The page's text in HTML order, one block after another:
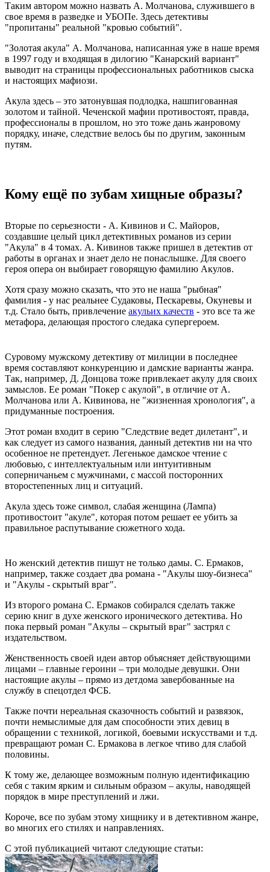
Таким автором можно назвать А. Молчанова, служившего в
свое время в разведке и УБОПе. Здесь детективы
"пропитаны" реальной "кровью событий".
"Золотая акула" А. Молчанова, написанная уже в наше время
в 1997 году и входящая в дилогию "Канарский вариант"
выводит на страницы профессиональных работников сыска
и настоящих мафиози.
Акула здесь – это затонувшая подлодка, нашпигованная
золотом и тайной. Чеченской мафии противостоят, правда,
профессионалы в прошлом, но это тоже дань жанровому
порядку, иначе, следствие велось бы по другим, законным
путям.
Кому ещё по зубам хищные образы?
Вторые по серьезности - А. Кивинов и С. Майоров,
создавшие целый цикл детективных романов из серии
"Акула" в 4 томах. А. Кивинов также пришел в детектив от
работы в органах и знает дело не понаслышке. Для своего
героя опера он выбирает говорящую фамилию Акулов.
Хотя сразу можно сказать, что это не наша "рыбная"
фамилия - у нас реальнее Судаковы, Пескаревы, Окуневы и
т.д. Стало быть, привлечение акульих качеств - это все та же
метафора, делающая простого следака супергероем.
Суровому мужскому детективу от милиции в последнее
время составляют конкуренцию и дамские варианты жанра.
Так, например, Д. Донцова тоже привлекает акулу для своих
замыслов. Ее роман "Покер с акулой", в отличие от А.
Молчанова или А. Кивинова, не "жизненная хронология", а
придуманные построения.
Этот роман входит в серию "Следствие ведет дилетант", и
как следует из самого названия, данный детектив ни на что
особенное не претендует. Легенькое дамское чтение с
любовью, с интеллектуальным или интуитивным
соперничаньем с мужчинами, с массой посторонних
второстепенных лиц и ситуаций.
Акула здесь тоже символ, слабая женщина (Лампа)
противостоит "акуле", которая потом решает ее убить за
правильное распутывание сюжетного хода.
Но женский детектив пишут не только дамы. С. Ермаков,
например, также создает два романа - "Акулы шоу-бизнеса"
и "Акулы - скрытый враг".
Из второго романа С. Ермаков собирался сделать также
серию книг в духе женского иронического детектива. Но
пока первый роман "Акулы – скрытый враг" застрял с
издательством.
Женственность своей идеи автор объясняет действующими
лицами – главные героини – три молодые девушки. Они
настоящие акулы – прямо из детдома завербованные на
службу в спецотдел ФСБ.
Также почти нереальная сказочность событий и развязок,
почти немыслимые для дам способности этих девиц в
обращении с техникой, логикой, боевыми искусствами и т.д.
превращают роман С. Ермакова в легкое чтиво для слабой
половины.
К тому же, делающее возможным полную идентификацию
себя с таким ярким и сильным образом – акулы, наводящей
порядок в мире преступлений и лжи.
Короче, все по зубам этому хищнику и в детективном жанре,
во многих его стилях и направлениях.
С этой публикацией читают следующие статьи: